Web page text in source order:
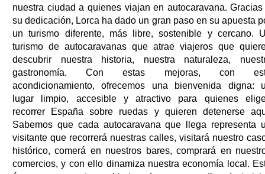
nuestra ciudad a quienes viajan en autocaravana.
su dedicación, Lorca ha dado un gran paso en su apuesta
un turismo diferente, más libre, sostenible y cercano.
turismo de autocaravanas que atrae viajeros que
descubrir nuestra historia, nuestra naturaleza,
gastronomía. Con estas mejoras, con
acondicionamiento, ofrecemos una bienvenida digna:
lugar limpio, accesible y atractivo para quienes
recorrer España sobre ruedas y quieren detenerse
Sabemos que cada autocaravana que llega representa
visitante que recorrerá nuestras calles, visitará nuestro
histórico, comerá en nuestros bares, comprará en
comercios, y con ello dinamiza nuestra economía local.